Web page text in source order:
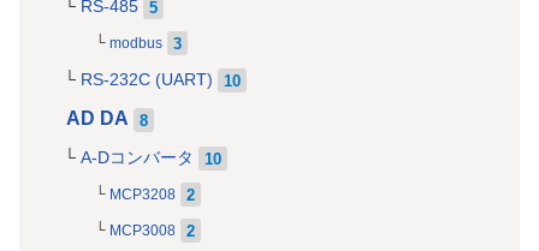
RS-485 5
modbus 3
RS-232C (UART) 10
AD DA 8
A-Dコンバータ 10
MCP3208 2
MCP3008 2